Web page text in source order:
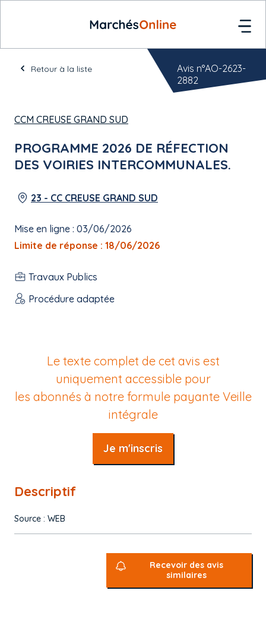
Retour à la liste
CCM CREUSE GRAND SUD
PROGRAMME 2026 DE RÉFECTION
DES VOIRIES INTERCOMMUNALES.
23 - CC CREUSE GRAND SUD
Mise en ligne : 03/06/2026
Limite de réponse : 18/06/2026
Travaux Publics
Procédure adaptée
Avis n°AO-2623-
2882
Le texte complet de cet avis est
uniquement accessible pour
les abonnés à notre formule payante Veille
intégrale
Je m'inscris
Descriptif
Source : WEB
Recevoir des avis
similaires